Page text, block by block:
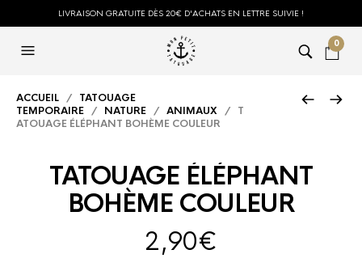
LIVRAISON GRATUITE DÈS 20€ D'ACHATS EN LETTRE SUIVIE !
0
ACCUEIL / TATOUAGE
TEMPORAIRE / NATURE / ANIMAUX / T
ATOUAGE ÉLÉPHANT BOHÈME COULEUR
TATOUAGE ÉLÉPHANT
BOHÈME COULEUR
2,90€